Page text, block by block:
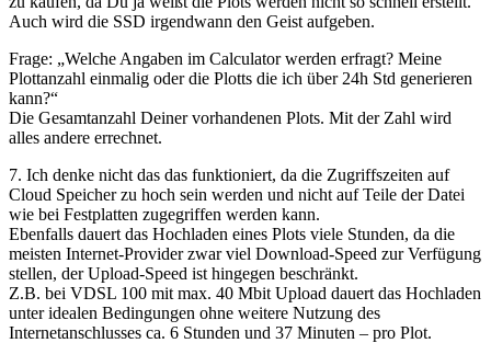
Auch wird die SSD irgendwann den Geist aufgeben.
Frage: „Welche Angaben im Calculator werden erfragt? Meine
Plottanzahl einmalig oder die Plotts die ich über 24h Std generieren
kann?“
Die Gesamtanzahl Deiner vorhandenen Plots. Mit der Zahl wird
alles andere errechnet.
7. Ich denke nicht das das funktioniert, da die Zugriffszeiten auf
Cloud Speicher zu hoch sein werden und nicht auf Teile der Datei
wie bei Festplatten zugegriffen werden kann.
Ebenfalls dauert das Hochladen eines Plots viele Stunden, da die
meisten Internet-Provider zwar viel Download-Speed zur Verfügung
stellen, der Upload-Speed ist hingegen beschränkt.
Z.B. bei VDSL 100 mit max. 40 Mbit Upload dauert das Hochladen
unter idealen Bedingungen ohne weitere Nutzung des
Internetanschlusses ca. 6 Stunden und 37 Minuten – pro Plot.